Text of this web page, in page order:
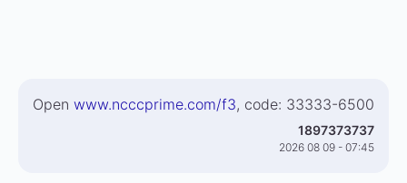
Open www.ncccprime.com/f3, code: 33333-6500
1897373737
2026 08 09 - 07:45